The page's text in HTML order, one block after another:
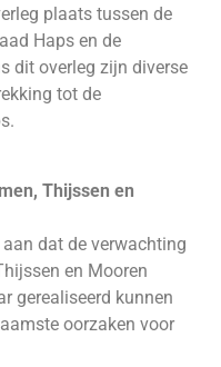
plaats tussen de
Haps en de
dit overleg zijn diverse
tot de
Thijssen en
dat de verwachting
en Mooren
gerealiseerd kunnen
oorzaken voor